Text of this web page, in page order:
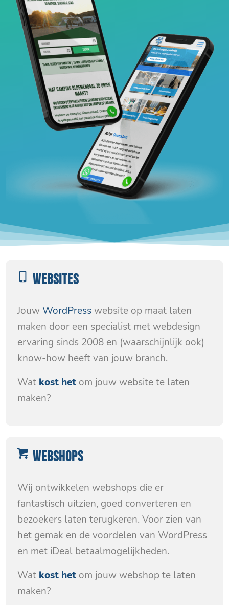
WEBSITES
Jouw WordPress website op maat laten
maken door een specialist met webdesign
ervaring sinds 2008 en (waarschijnlijk ook)
know-how heeft van jouw branch.
Wat kost het om jouw website te laten
maken?
WEBSHOPS
Wij ontwikkelen webshops die er
fantastisch uitzien, goed converteren en
bezoekers laten terugkeren. Voor zien van
het gemak en de voordelen van WordPress
en met iDeal betaalmogelijkheden.
Wat kost het om jouw webshop te laten
maken?